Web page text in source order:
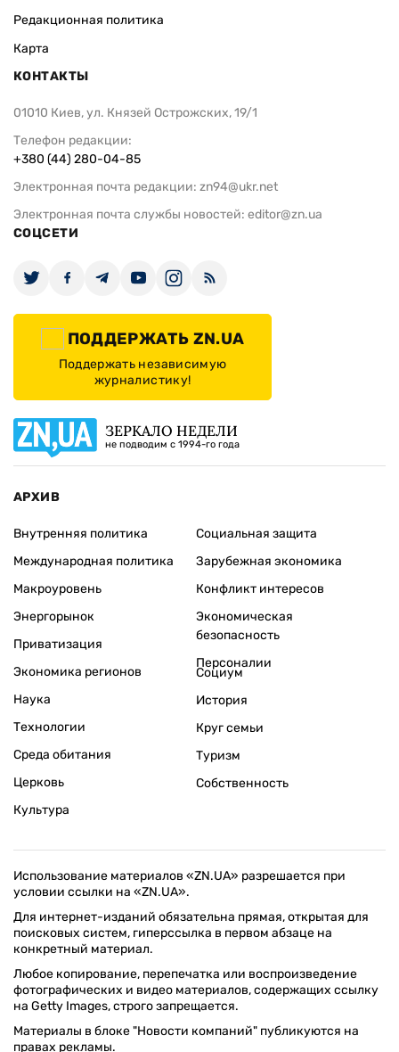
Редакционная политика
Карта
КОНТАКТЫ
01010 Киев, ул. Князей Острожских, 19/1
Телефон редакции:
+380 (44) 280-04-85
Электронная почта редакции: zn94@ukr.net
Электронная почта службы новостей: editor@zn.ua
СОЦСЕТИ
ПОДДЕРЖАТЬ ZN.UA
Поддержать независимую
журналистику!
ЗЕРКАЛО НЕДЕЛИ
не подводим с 1994-го года
АРХИВ
Внутренняя политика
Международная политика
Макроуровень
Энергорынок
Приватизация
Экономика регионов
Социальная защита
Зарубежная экономика
Конфликт интересов
Экономическая
безопасность
Персоналии
Наука
Технологии
Среда обитания
Церковь
Культура
Социум
История
Круг семьи
Туризм
Собственность
Использование материалов «ZN.UA» разрешается при
условии ссылки на «ZN.UA».
Для интернет-изданий обязательна прямая, открытая для
поисковых систем, гиперссылка в первом абзаце на
конкретный материал.
Любое копирование, перепечатка или воспроизведение
фотографических и видео материалов, содержащих ссылку
на Getty Images, строго запрещается.
Материалы в блоке "Новости компаний" публикуются на
правах рекламы.